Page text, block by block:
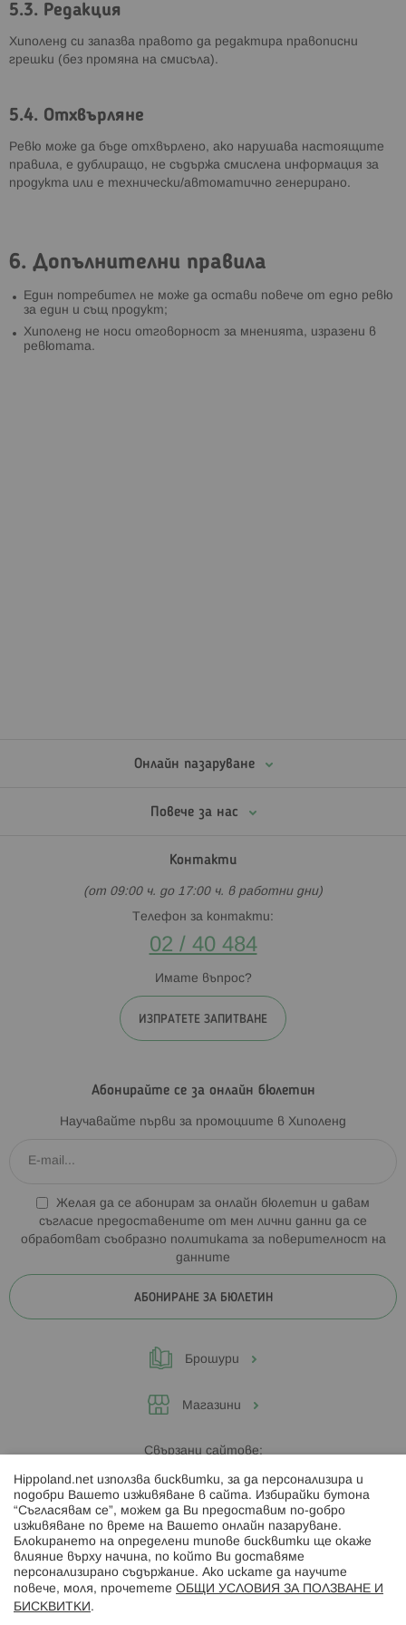
5.3. Редакция
Хиполенд си запазва правото да редактира правописни
грешки (без промяна на смисъла).
5.4. Отхвърляне
Ревю може да бъде отхвърлено, ако нарушава настоящите
правила, е дублиращо, не съдържа смислена информация за
продукта или е технически/автоматично генерирано.
6. Допълнителни правила
Един потребител не може да остави повече от едно ревю
за един и същ продукт;
Хиполенд не носи отговорност за мненията, изразени в
ревютата.
Онлайн пазаруване
Повече за нас
Контакти
(от 09:00 ч. до 17:00 ч. в работни дни)
Телефон за контакти:
02 / 40 484
Имате въпрос?
ИЗПРАТЕТЕ ЗАПИТВАНЕ
Абонирайте се за онлайн бюлетин
Научавайте първи за промоциите в Хиполенд
Желая да се абонирам за онлайн бюлетин и давам
съгласие предоставените от мен лични данни да се
обработват съобразно политиката за поверителност на
данните
АБОНИРАНЕ ЗА БЮЛЕТИН
Брошури
Магазини
Свързани сайтове:
Hippoland.ro
Последвайте ни:
Hippoland.net използва бисквитки, за да персонализира и
подобри Вашето изживяване в сайта. Избирайки бутона
“Съгласявам се”, можем да Ви предоставим по-добро
изживяване по време на Вашето онлайн пазаруване.
Блокирането на определени типове бисквитки ще окаже
влияние върху начина, по който Ви доставяме
персонализирано съдържание. Ако искате да научите
повече, моля, прочетете ОБЩИ УСЛОВИЯ ЗА ПОЛЗВАНЕ И
БИСКВИТКИ .